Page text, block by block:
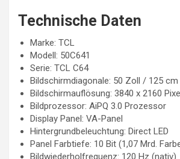
Technische Daten
Marke: TCL
Modell: 50C641
Serie: TCL C64
Bildschirmdiagonale: 50 Zoll / 125 cm
Bildschirmauflösung: 3840 x 2160
Bildprozessor: AiPQ 3.0 Prozessor
Display Panel: VA-Panel
Hintergrundbeleuchtung: Direct LED
Panel Farbtiefe: 10 Bit (1,07 Mrd.
Bildwiederholfrequenz: 120 Hz (nativ)